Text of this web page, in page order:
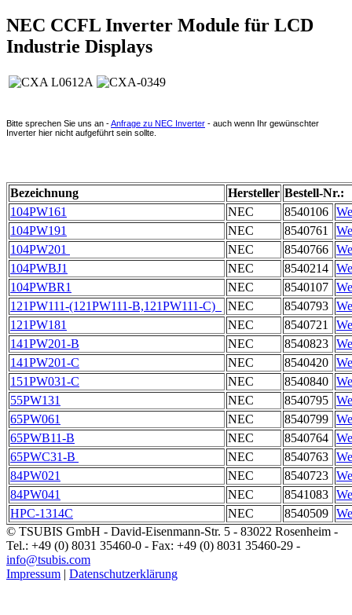
NEC CCFL Inverter Module für LCD
Industrie Displays
Bitte sprechen Sie uns an -Anfrage zu NEC Inverter - auch wenn Ihr gewünschter
Inverter hier nicht aufgeführt sein sollte.
Bezeichnung Hersteller Bestell-Nr.:
104PW161
NEC 8540106
104PW191
NEC 8540761
104PW201
NEC 8540766
104PWBJ1
NEC 8540214
104PWBR1
NEC 8540107
121PW111-(121PW111-B,121PW111-C)
NEC 8540793
121PW181
NEC 8540721
141PW201-B
NEC 8540823
141PW201-C
NEC 8540420
151PW031-C
NEC 8540840
55PW131
NEC 8540795
65PW061
NEC 8540799
65PWB11-B
NEC 8540764
65PWC31-B
NEC 8540763
84PW021
NEC 8540723
84PW041
NEC 8541083
HPC-1314C
NEC 8540509
© TSUBIS GmbH - David-Eisenmann-Str. 5 - 83022 Rosenheim -
Tel.: +49 (0) 8031 35460-0 - Fax: +49 (0) 8031 35460-29 -
info@tsubis.com
Impressum | Datenschutzerklärung